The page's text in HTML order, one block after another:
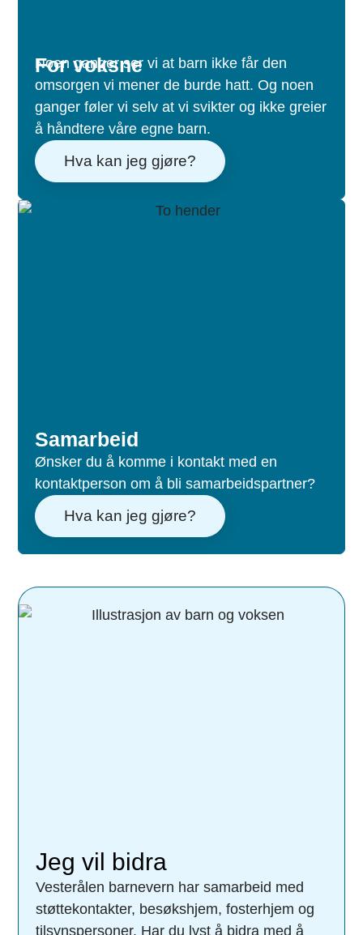
For voksne​
Noen ganger ser vi at barn ikke får den
omsorgen vi mener de burde hatt. Og noen
ganger føler vi selv at vi svikter og ikke greier
å håndtere våre egne barn.
Hva kan jeg gjøre?
Samarbeid​
Ønsker du å komme i kontakt med en
kontaktperson om å bli samarbeidspartner?
Hva kan jeg gjøre?
Jeg vil bidra
Vesterålen barnevern har samarbeid med
støttekontakter, besøkshjem, fosterhjem og
tilsynspersoner. Har du lyst å bidra med å